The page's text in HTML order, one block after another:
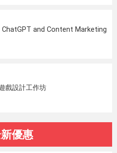
ChatGPT and Content Marketing
戲設計工作坊
優惠